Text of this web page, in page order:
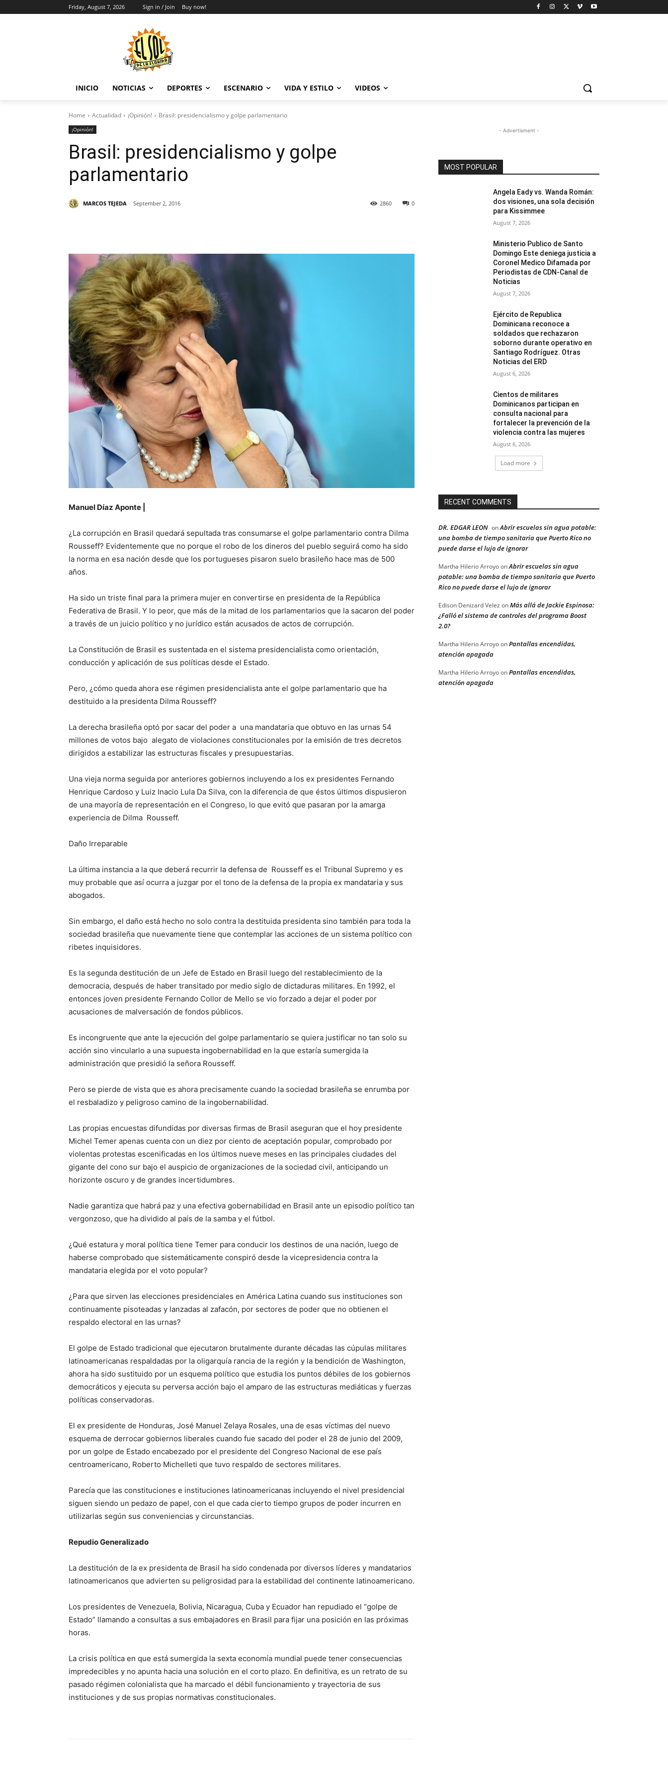
Friday, August 7, 2026 Sign in / Join Buy now!
INICIO NOTICIAS DEPORTES ESCENARIO VIDA Y ESTILO VIDEOS
Home Actualidad ¡Opinión! Brasil: presidencialismo y golpe parlamentario
¡Opinión!
Brasil: presidencialismo y golpe
parlamentario
MARCOS TEJEDA September 2, 2016 0
2860
Manuel Díaz Aponte |
¿La corrupción en Brasil quedará sepultada tras consumarse el golpe parlamentario contra Dilma
Rousseff? Evidentemente que no porque el robo de los dineros del pueblo seguirá como ha sido
la norma en esa nación desde que los portugueses pisaron suelo brasileño hace mas de 500
años.
Ha sido un triste final para la primera mujer en convertirse en presidenta de la República
Federativa de Brasil. Y lo peor, que más de la mitad de los parlamentarios que la sacaron del poder
a través de un juicio político y no jurídico están acusados de actos de corrupción.
La Constitución de Brasil es sustentada en el sistema presidencialista como orientación,
conducción y aplicación de sus políticas desde el Estado.
Pero, ¿cómo queda ahora ese régimen presidencialista ante el golpe parlamentario que ha
destituido a la presidenta Dilma Rousseff?
La derecha brasileña optó por sacar del poder a una mandataria que obtuvo en las urnas 54
millones de votos bajo alegato de violaciones constitucionales por la emisión de tres decretos
dirigidos a estabilizar las estructuras fiscales y presupuestarias.
Una vieja norma seguida por anteriores gobiernos incluyendo a los ex presidentes Fernando
Henrique Cardoso y Luiz Inacio Lula Da Silva, con la diferencia de que éstos últimos dispusieron
de una mayoría de representación en el Congreso, lo que evitó que pasaran por la amarga
experiencia de Dilma Rousseff.
Daño Irreparable
La última instancia a la que deberá recurrir la defensa de Rousseff es el Tribunal Supremo y es
muy probable que así ocurra a juzgar por el tono de la defensa de la propia ex mandataria y sus
abogados.
Sin embargo, el daño está hecho no solo contra la destituida presidenta sino también para toda la
sociedad brasileña que nuevamente tiene que contemplar las acciones de un sistema político con
ribetes inquisidores.
Es la segunda destitución de un Jefe de Estado en Brasil luego del restablecimiento de la
democracia, después de haber transitado por medio siglo de dictaduras militares. En 1992, el
entonces joven presidente Fernando Collor de Mello se vio forzado a dejar el poder por
acusaciones de malversación de fondos públicos.
Es incongruente que ante la ejecución del golpe parlamentario se quiera justificar no tan solo su
acción sino vincularlo a una supuesta ingobernabilidad en la que estaría sumergida la
administración que presidió la señora Rousseff.
Pero se pierde de vista que es ahora precisamente cuando la sociedad brasileña se enrumba por
el resbaladizo y peligroso camino de la ingobernabilidad.
Las propias encuestas difundidas por diversas firmas de Brasil aseguran que el hoy presidente
Michel Temer apenas cuenta con un diez por ciento de aceptación popular, comprobado por
violentas protestas escenificadas en los últimos nueve meses en las principales ciudades del
gigante del cono sur bajo el auspicio de organizaciones de la sociedad civil, anticipando un
horizonte oscuro y de grandes incertidumbres.
Nadie garantiza que habrá paz y una efectiva gobernabilidad en Brasil ante un episodio político tan
vergonzoso, que ha dividido al país de la samba y el fútbol.
¿Qué estatura y moral política tiene Temer para conducir los destinos de una nación, luego de
haberse comprobado que sistemáticamente conspiró desde la vicepresidencia contra la
mandataria elegida por el voto popular?
¿Para que sirven las elecciones presidenciales en América Latina cuando sus instituciones son
continuamente pisoteadas y lanzadas al zafacón, por sectores de poder que no obtienen el
respaldo electoral en las urnas?
El golpe de Estado tradicional que ejecutaron brutalmente durante décadas las cúpulas militares
latinoamericanas respaldadas por la oligarquía rancia de la región y la bendición de Washington,
ahora ha sido sustituido por un esquema político que estudia los puntos débiles de los gobiernos
democráticos y ejecuta su perversa acción bajo el amparo de las estructuras mediáticas y fuerzas
políticas conservadoras.
El ex presidente de Honduras, José Manuel Zelaya Rosales, una de esas víctimas del nuevo
esquema de derrocar gobiernos liberales cuando fue sacado del poder el 28 de junio del 2009,
por un golpe de Estado encabezado por el presidente del Congreso Nacional de ese país
centroamericano, Roberto Michelleti que tuvo respaldo de sectores militares.
Parecía que las constituciones e instituciones latinoamericanas incluyendo el nivel presidencial
siguen siendo un pedazo de papel, con el que cada cierto tiempo grupos de poder incurren en
utilizarlas según sus conveniencias y circunstancias.
Repudio Generalizado
La destitución de la ex presidenta de Brasil ha sido condenada por diversos líderes y mandatarios
latinoamericanos que advierten su peligrosidad para la estabilidad del continente latinoamericano.
Los presidentes de Venezuela, Bolivia, Nicaragua, Cuba y Ecuador han repudiado el “golpe de
Estado” llamando a consultas a sus embajadores en Brasil para fijar una posición en las próximas
horas.
La crisis política en que está sumergida la sexta economía mundial puede tener consecuencias
impredecibles y no apunta hacia una solución en el corto plazo. En definitiva, es un retrato de su
pasado régimen colonialista que ha marcado el débil funcionamiento y trayectoria de sus
instituciones y de sus propias normativas constitucionales.
- Advertisment -
MOST POPULAR
Angela Eady vs. Wanda Román:
dos visiones, una sola decisión
para Kissimmee
August 7, 2026
Ministerio Publico de Santo
Domingo Este deniega justicia a
Coronel Medico Difamada por
Periodistas de CDN-Canal de
Noticias
August 7, 2026
Ejército de Republica
Dominicana reconoce a
soldados que rechazaron
soborno durante operativo en
Santiago Rodríguez. Otras
Noticias del ERD
August 6, 2026
Cientos de militares
Dominicanos participan en
consulta nacional para
fortalecer la prevención de la
violencia contra las mujeres
August 6, 2026
Load more
RECENT COMMENTS
DR. EDGAR LEON onAbrir escuelas sin agua potable:
una bomba de tiempo sanitaria que Puerto Rico no
puede darse el lujo de ignorar
Martha Hilerio ArroyoonAbrir escuelas sin agua
potable: una bomba de tiempo sanitaria que Puerto
Rico no puede darse el lujo de ignorar
Edison Denizard Velez onMás allá de Jackie Espinosa:
¿Falló el sistema de controles del programa Boost
2.0?
Martha Hilerio ArroyoonPantallas encendidas,
atención apagada
Martha Hilerio ArroyoonPantallas encendidas,
atención apagada